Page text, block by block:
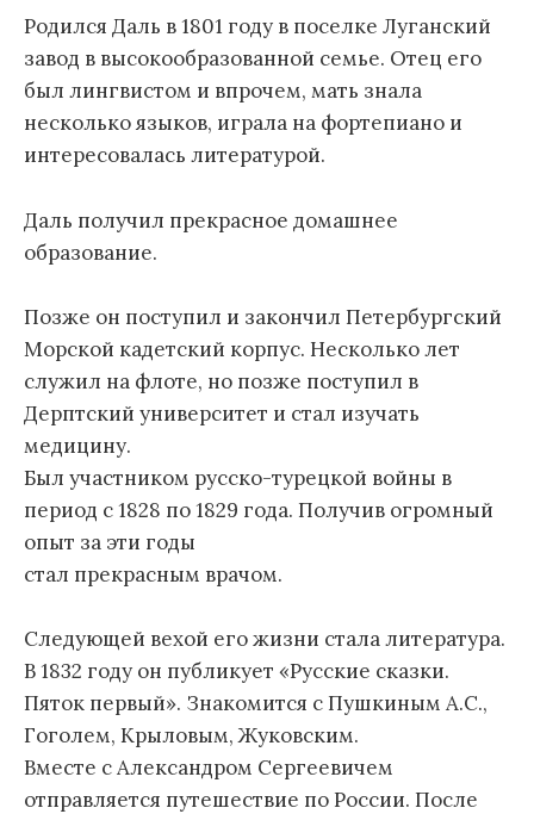
Родился Даль в 1801 году в поселке Луганский
завод в высокообразованной семье. Отец его
был лингвистом и впрочем, мать знала
несколько языков, играла на фортепиано и
интересовалась литературой.
Даль получил прекрасное домашнее
образование.
Позже он поступил и закончил Петербургский
Морской кадетский корпус. Несколько лет
служил на флоте, но позже поступил в
Дерптский университет и стал изучать
медицину.
Был участником русско-турецкой войны в
период с 1828 по 1829 года. Получив огромный
опыт за эти годы
стал прекрасным врачом.
Следующей вехой его жизни стала литература.
В 1832 году он публикует «Русские сказки.
Пяток первый». Знакомится с Пушкиным А.С.,
Гоголем, Крыловым, Жуковским.
Вместе с Александром Сергеевичем
отправляется путешествие по России. После